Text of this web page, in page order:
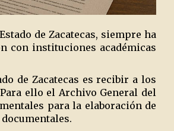
de Zacatecas, siempre ha
con instituciones académicas
de Zacatecas es recibir a los
ello el Archivo General del
para la elaboración de